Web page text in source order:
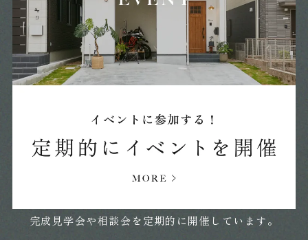
2024年09月 (27)
2024年08月 (27)
2024年05月 (17)
完成見学会や相談会を定期的に開催しています。